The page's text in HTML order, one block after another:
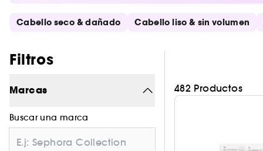
Saltar los enlaces rápidos
Cabello seco & dañado Cabello liso & sin volumen
Filtros
Marcas
Buscar una marca
482 Productos